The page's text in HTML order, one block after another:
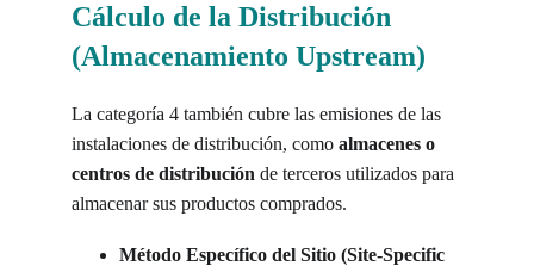
Cálculo de la Distribución
(Almacenamiento Upstream)
La categoría 4 también cubre las emisiones de las
instalaciones de distribución, como almacenes o
centros de distribución de terceros utilizados para
almacenar sus productos comprados.
Método Específico del Sitio (Site-Specific